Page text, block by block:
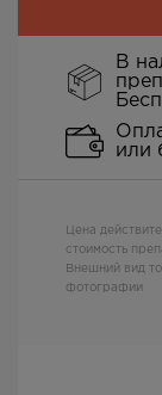
В
или
Цена
стоимость
Внешний вид
фотографии